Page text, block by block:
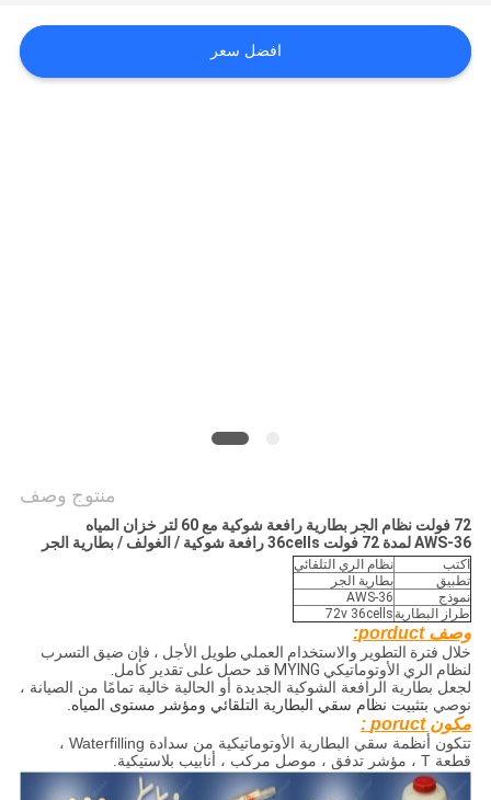
الموقع
سياسة
افضل سعر
منتوج وصف
72 فولت نظام الجر بطارية رافعة شوكية مع 60 لتر خزان المياه
AWS-36 لمدة 72 فولت 36cells رافعة شوكية / الغولف / بطارية الجر
اكتب
نظام الري التلقائي
تطبيق
بطارية الجر
نموذج
AWS-36
طراز البطارية 72v 36cells
وصف porduct:
خلال فترة التطوير والاستخدام العملي طويل الأجل ، فإن ضيق التسرب
لنظام الري الأوتوماتيكي MYING قد حصل على تقدير كامل.
لجعل بطارية الرافعة الشوكية الجديدة أو الحالية خالية تمامًا من الصيانة ،
نوصي بتثبيت نظام سقي البطارية التلقائي ومؤشر مستوى المياه.
مكونporuct
:
تتكون أنظمة سقي البطارية الأوتوماتيكية من سدادة Waterfilling ،
قطعة T ، مؤشر تدفق ، موصل مركب ، أنابيب بلاستيكية.